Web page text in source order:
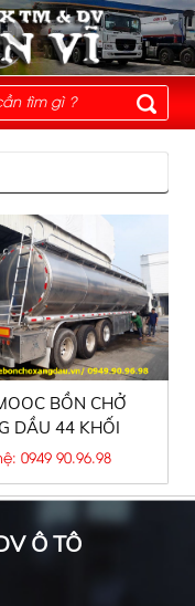
BỒN CHỞ
DẦU 44 KHỐI
0949 90.96.98
Ô TÔ